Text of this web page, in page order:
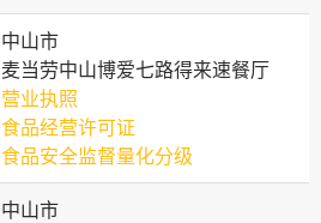
中山市
麦当劳中山博爱七路得来速餐厅
营业执照
食品经营许可证
食品安全监督量化分级
中山市